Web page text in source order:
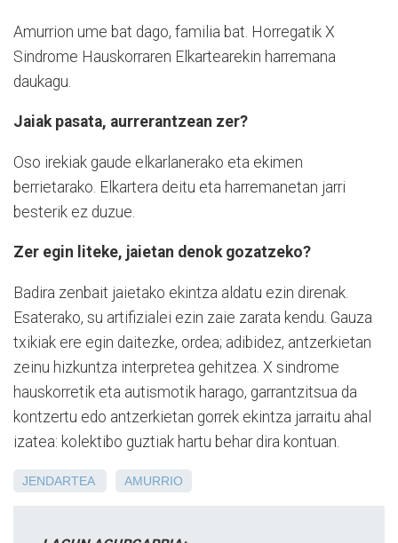
Amurrion ume bat dago, familia bat. Horregatik X
Sindrome Hauskorraren Elkartearekin harremana
daukagu.
Jaiak pasata, aurrerantzean zer?
Oso irekiak gaude elkarlanerako eta ekimen
berrietarako. Elkartera deitu eta harremanetan jarri
besterik ez duzue.
Zer egin liteke, jaietan denok gozatzeko?
Badira zenbait jaietako ekintza aldatu ezin direnak.
Esaterako, su artifizialei ezin zaie zarata kendu. Gauza
txikiak ere egin daitezke, ordea; adibidez, antzerkietan
zeinu hizkuntza interpretea gehitzea. X sindrome
hauskorretik eta autismotik harago, garrantzitsua da
kontzertu edo antzerkietan gorrek ekintza jarraitu ahal
izatea: kolektibo guztiak hartu behar dira kontuan.
JENDARTEA AMURRIO